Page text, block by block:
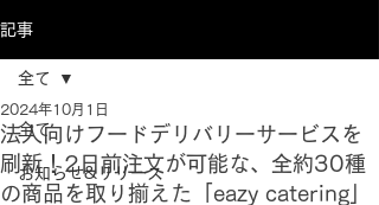
記事
全て
お知らせ&リリース
全て
法人向けフードデリバリーサービスを
刷新！2日前注文が可能な、全約30種
の商品を取り揃えた「eazy catering」
2024年10月1日